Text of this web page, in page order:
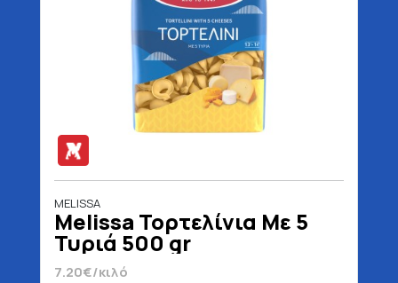
MELISSA
Melissa Τορτελίνια Με 5
Τυριά 500 gr
7.20€/κιλό